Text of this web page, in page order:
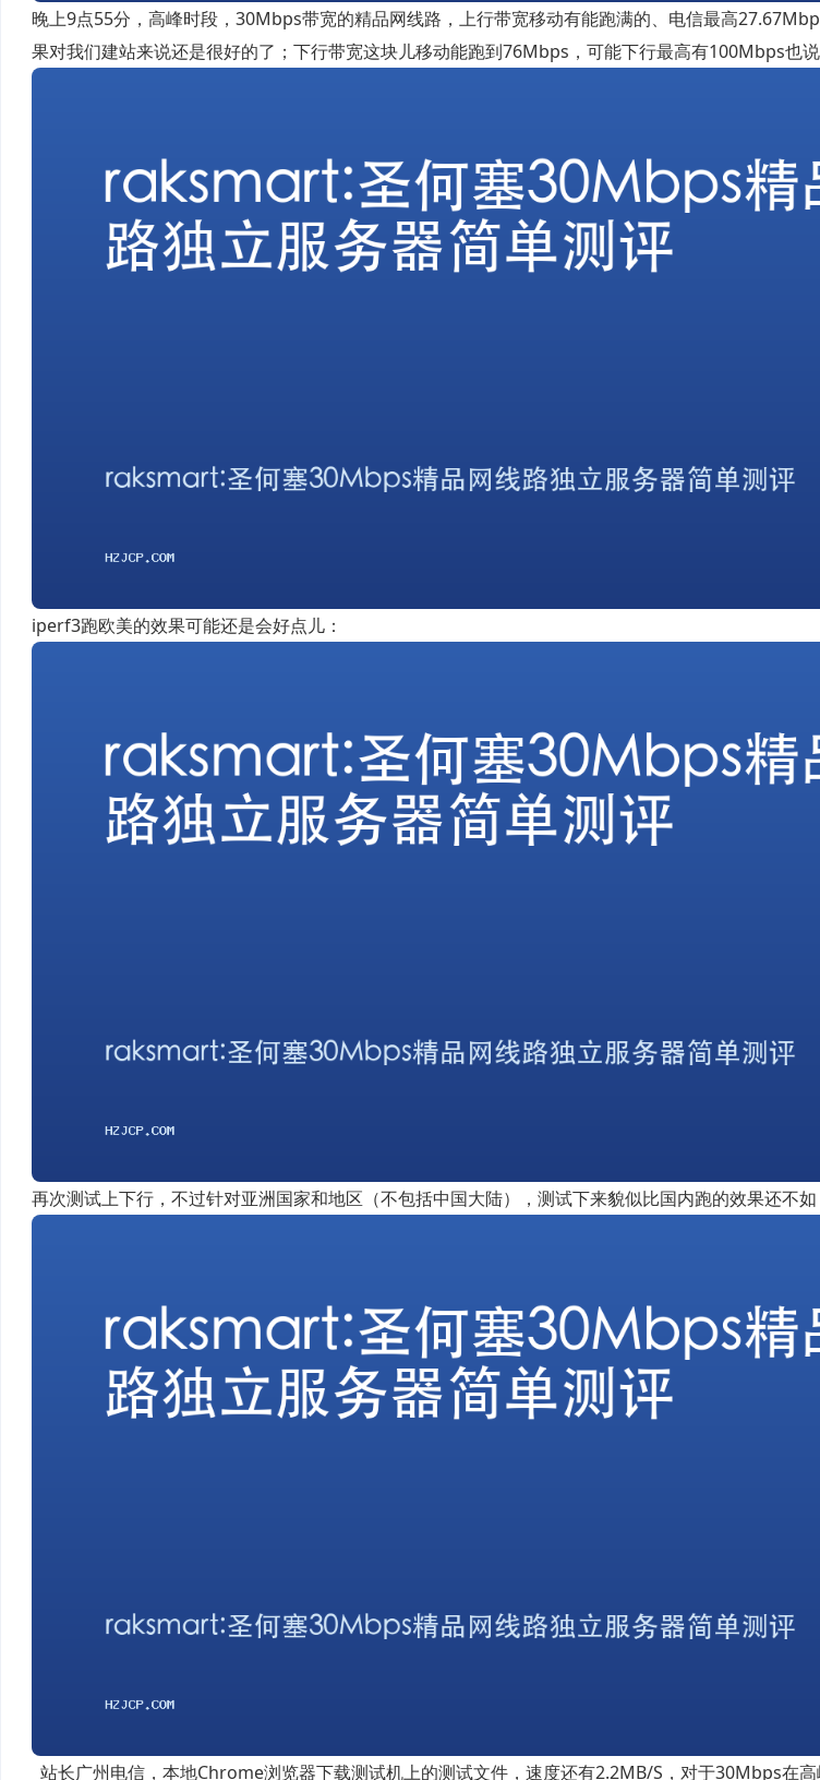
晚上9点55分，高峰时段，30Mbps带宽的精品网线路，上行带宽移动有能跑满的、电信最高
果对我们建站来说还是很好的了；下行带宽这块儿移动能跑到76Mbps，可能下行最高有100Mbps也说
iperf3跑欧美的效果可能还是会好点儿：
再次测试上下行，不过针对亚洲国家和地区（不包括中国大陆），测试下来貌似比国内跑的效果还不如
站长广州电信，本地Chrome浏览器下载测试机上的测试文件，速度还有2.2MB/S，对于30Mbps在高